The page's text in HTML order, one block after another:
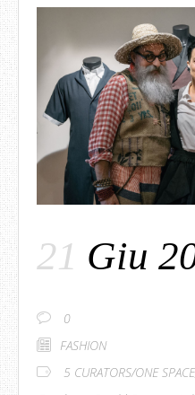
21 Giu
0
FASHION
5 CURATORS/ONE SPACE